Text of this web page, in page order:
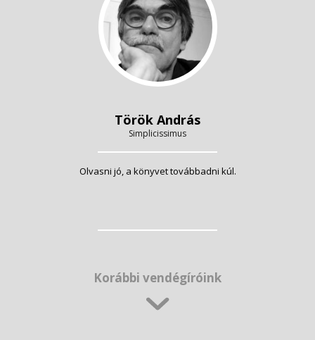
Török András
Simplicissimus
Olvasni jó, a könyvet továbbadni kúl.
Korábbi vendégíróink